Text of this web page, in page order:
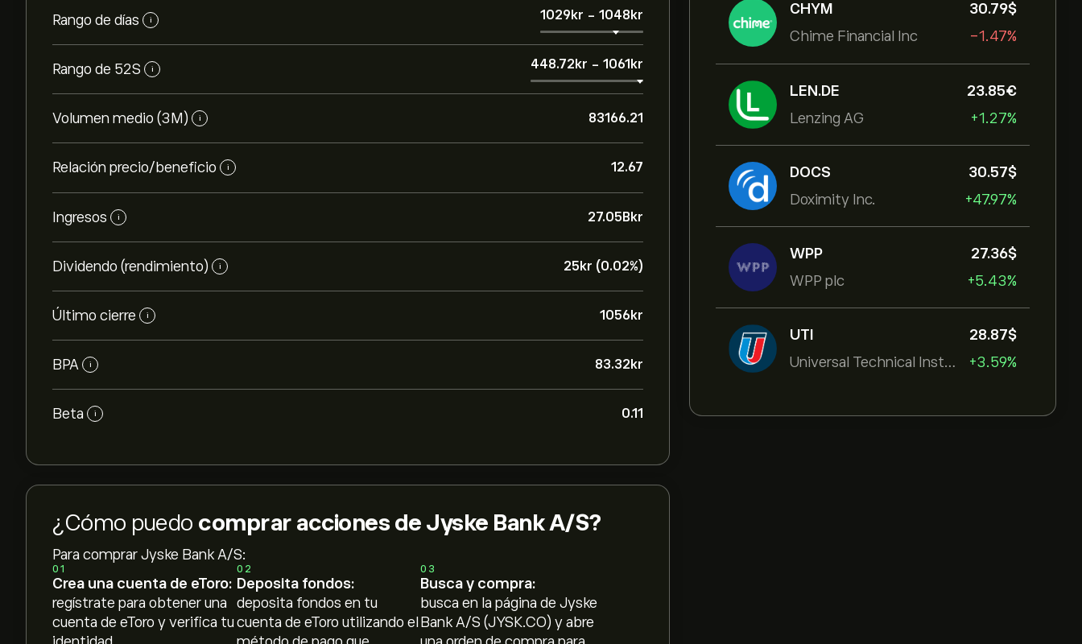
CHYM
Chime Financial Inc
30.79‎$‎
-1.47%
LEN.DE
Lenzing AG
23.85‎€‎
+1.27%
DOCS
Doximity Inc.
30.57‎$‎
+47.97%
WPP
WPP plc
27.36‎$‎
+5.43%
UTI
Universal Technical Institut
28.87‎$‎
+3.59%
Rango de días i 1029‎kr‎ - 1048‎kr‎
Rango de 52S i 448.72‎kr‎ - 1061‎kr‎
Volumen medio (3M) i 83166.21
Relación precio/beneficio i 12.67
Ingresos i 27.05B‎kr‎
Dividendo (rendimiento) i 25‎kr‎ (0.02%)
Último cierre i 1056‎kr‎
BPA i 83.32‎kr‎
Beta i 0.11
¿Cómo puedo comprar acciones de Jyske Bank A/S?
Para comprar Jyske Bank A/S:
01
Crea una cuenta de eToro:
regístrate para obtener una
cuenta de eToro y verifica tu
02
Deposita fondos:
deposita fondos en tu
cuenta de eToro utilizando el
03
Busca y compra:
busca en la página de Jyske
Bank A/S (JYSK.CO) y abre